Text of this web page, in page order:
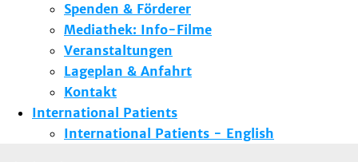
Spenden & Förderer
Mediathek: Info-Filme
Veranstaltungen
Lageplan & Anfahrt
Kontakt
International Patients
International Patients - English